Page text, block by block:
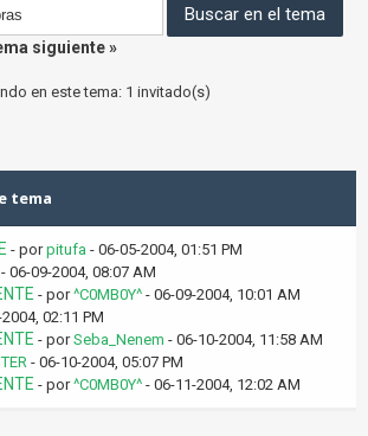
siguiente»
en este tema: 1 invitado(s)
tema
- porpitufa - 06-05-2004, 01:51 PM
- 06-09-2004, 08:07 AM
- por^C0MB0Y^ - 06-09-2004, 10:01 AM
02:11 PM
- porSeba_Nenem - 06-10-2004, 11:58 AM
- 06-10-2004, 05:07 PM
- por^C0MB0Y^ - 06-11-2004, 12:02 AM